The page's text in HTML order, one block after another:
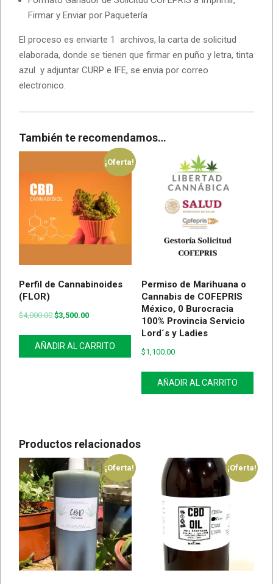
Firmar y Enviar por Paquetería
El proceso es enviarte 1 archivos, la carta de solicitud
elaborada, donde se tienen que firmar en puño y letra, tinta
azul y adjuntar CURP e IFE, se envia por correo
electronico.
También te recomendamos…
¡Oferta!
Perfil de Cannabinoides
(FLOR)
$4,000.00 $3,500.00
AÑADIR AL CARRITO
Permiso de Marihuana o
Cannabis de COFEPRIS
México, 0 Burocracia
100% Provincia Servicio
Lord´s y Ladies
$1,100.00
AÑADIR AL CARRITO
Productos relacionados
¡Oferta! ¡Oferta!